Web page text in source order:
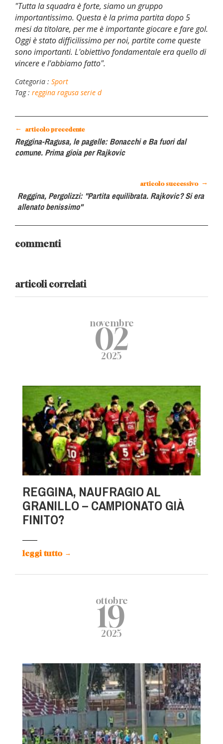
"Tutta la squadra è forte, siamo un gruppo
importantissimo. Questa è la prima partita dopo 5
mesi da titolare, per me è importante giocare e fare gol.
Oggi è stato difficilissimo per noi, partite come queste
sono importanti. L'obiettivo fondamentale era quello di
vincere e l'abbiamo fatto".
Categoria : Sport
Tag : reggina ragusa serie d
← articolo precedente
Reggina-Ragusa, le pagelle: Bonacchi e Ba fuori dal
comune. Prima gioia per Rajkovic
articolo successivo →
Reggina, Pergolizzi: "Partita equilibrata. Rajkovic? Si era
allenato benissimo"
commenti
articoli correlati
novembre
02
2025
REGGINA, NAUFRAGIO AL
GRANILLO – CAMPIONATO GIÀ
FINITO?
leggi tutto →
ottobre
19
2025